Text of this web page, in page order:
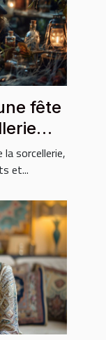
fête
sorcellerie,
et...